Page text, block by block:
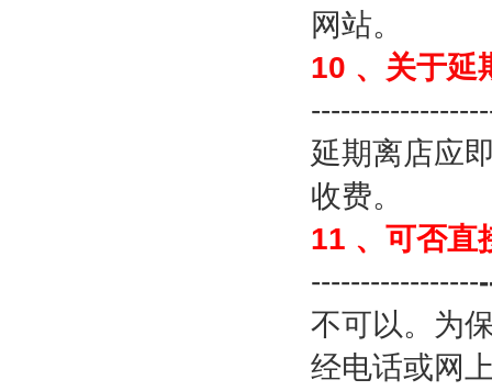
网站。
10 、关于延
延期离店应
收费。
11 、可否直
-----------------
不可以。为
经电话或网